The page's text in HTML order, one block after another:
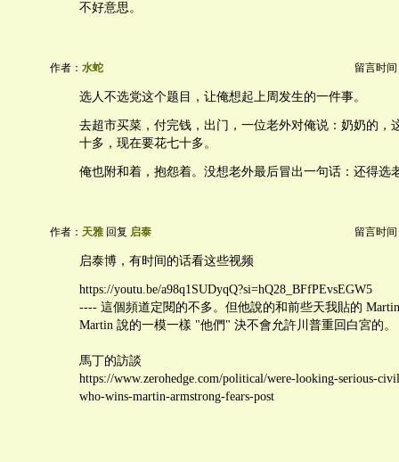
不好意思。
作者： 水蛇 留言时间
选人不选党这个题目，让俺想起上周发生的一件事。
去超市买菜，付完钱，出门，一位老外对俺说：奶奶的，
十多，现在要花七十多。
俺也附和着，抱怨着。没想老外最后冒出一句话：还得选
作者： 天雅 回复 启泰 留言时间
启泰博，有时间的话看这些视频
https://youtu.be/a98q1SUDyqQ?si=hQ28_BFfPEvsEGW5
---- 這個頻道定閱的不多。但他說的和前些天我貼的
Martin 說的一模一樣 "他們" 決不會允許川普重回白宮的。
馬丁的訪談
https://www.zerohedge.com/political/were-looking-serious-
who-wins-martin-armstrong-fears-post